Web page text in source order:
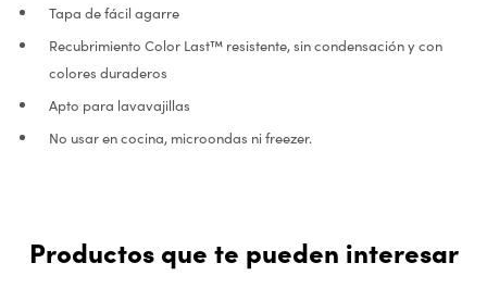
Tapa de fácil agarre
Recubrimiento Color Last™ resistente, sin condensación y con
colores duraderos
Apto para lavavajillas
No usar en cocina, microondas ni freezer.
Productos que te pueden interesar